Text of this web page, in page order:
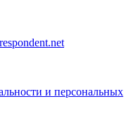
и персональных